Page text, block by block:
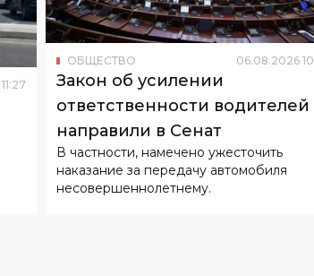
11:27
ОБЩЕСТВО 06.08.2026 10
Закон об усилении
ответственности водителей
направили в Сенат
В частности, намечено ужесточить
наказание за передачу автомобиля
несовершеннолетнему.